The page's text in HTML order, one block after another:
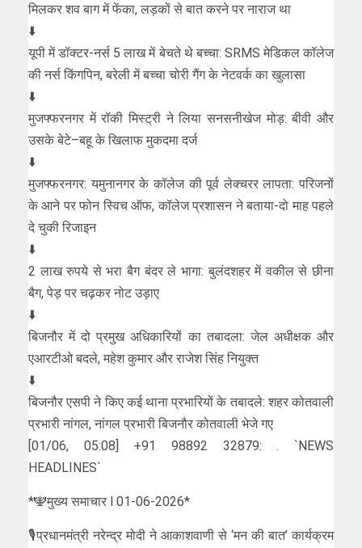
मिलकर शव बाग में फेंका, लड़कों से बात करने पर नाराज था
⬇️
यूपी में डॉक्टर-नर्स 5 लाख में बेचते थे बच्चा: SRMS मेडिकल कॉलेज
की नर्स किंगपिन, बरेली में बच्चा चोरी गैंग के नेटवर्क का खुलासा
⬇️
मुजफ्फरनगर में रॉकी मिस्ट्री ने लिया सनसनीखेज मोड़: बीवी और
उसके बेटे–बहू के खिलाफ मुकदमा दर्ज
⬇️
मुजफ्फरनगर: यमुनानगर के कॉलेज की पूर्व लेक्चरर लापता: परिजनों
के आने पर फोन स्विच ऑफ, कॉलेज प्रशासन ने बताया-दो माह पहले
दे चुकी रिजाइन
⬇️
2 लाख रुपये से भरा बैग बंदर ले भागा: बुलंदशहर में वकील से छीना
बैग, पेड़ पर चढ़कर नोट उड़ाए
⬇️
बिजनौर में दो प्रमुख अधिकारियों का तबादला: जेल अधीक्षक और
एआरटीओ बदले, महेश कुमार और राजेश सिंह नियुक्त
⬇️
बिजनौर एसपी ने किए कई थाना प्रभारियों के तबादले: शहर कोतवाली
प्रभारी नांगल, नांगल प्रभारी बिजनौर कोतवाली भेजे गए
[01/06, 05:08] +91 98892 32879: . `NEWS
HEADLINES`
*🕎मुख्य समाचार l 01-06-2026*
🎙️प्रधानमंत्री नरेन्द्र मोदी ने आकाशवाणी से ‘मन की बात’ कार्यक्रम